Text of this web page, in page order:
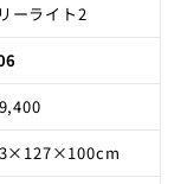
ーライト2